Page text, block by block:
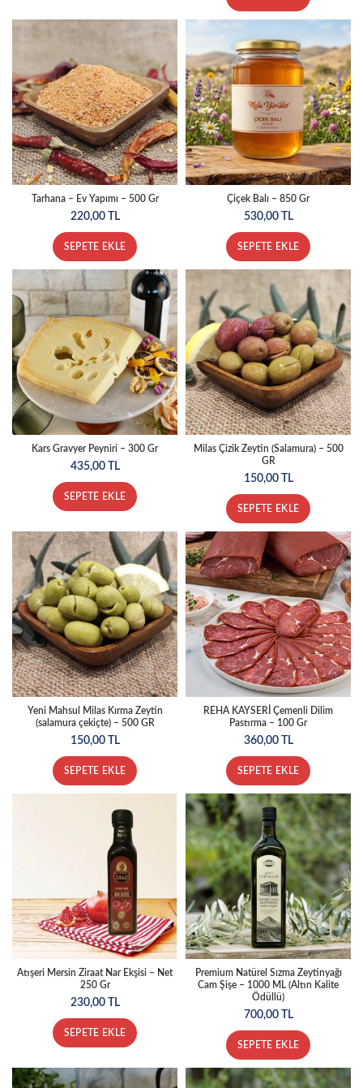
Tarhana – Ev Yapımı – 500 Gr
220,00 TL
SEPETE EKLE
Çiçek Balı – 850 Gr
530,00 TL
SEPETE EKLE
Kars Gravyer Peyniri – 300 Gr
435,00 TL
SEPETE EKLE
Milas Çizik Zeytin (Salamura) – 500
GR
150,00 TL
SEPETE EKLE
Yeni Mahsul Milas Kırma Zeytin
(salamura çekiçte) – 500 GR
150,00 TL
SEPETE EKLE
REHA KAYSERİ Çemenli Dilim
Pastırma – 100 Gr
360,00 TL
SEPETE EKLE
Atışeri Mersin Ziraat Nar Ekşisi – Net
250 Gr
230,00 TL
SEPETE EKLE
Premium Natürel Sızma Zeytinyağı
Cam Şişe – 1000 ML (Altın Kalite
Ödüllü)
700,00 TL
SEPETE EKLE